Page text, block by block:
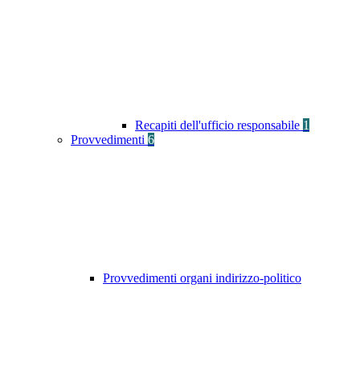
Recapiti dell'ufficio responsabile 1
Provvedimenti 6
Provvedimenti organi indirizzo-politico